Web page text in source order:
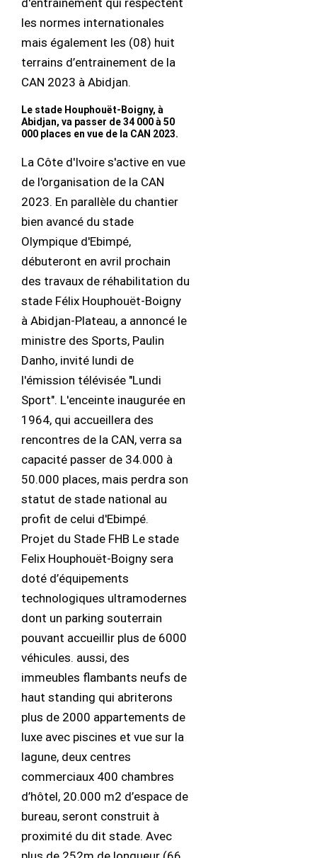
les normes internationales
mais également les (08) huit
terrains d’entrainement de la
CAN 2023 à Abidjan.
Le stade Houphouët-Boigny, à
Abidjan, va passer de 34 000 à 50
000 places en vue de la CAN 2023.
La Côte d'Ivoire s'active en vue
de l'organisation de la CAN
2023. En parallèle du chantier
bien avancé du stade
Olympique d'Ebimpé,
débuteront en avril prochain
des travaux de réhabilitation du
stade Félix Houphouët-Boigny
à Abidjan-Plateau, a annoncé le
ministre des Sports, Paulin
Danho, invité lundi de
l'émission télévisée "Lundi
Sport". L'enceinte inaugurée en
1964, qui accueillera des
rencontres de la CAN, verra sa
capacité passer de 34.000 à
50.000 places, mais perdra son
statut de stade national au
profit de celui d'Ebimpé.
Projet du Stade FHB Le stade
Felix Houphouët-Boigny sera
doté d’équipements
technologiques ultramodernes
dont un parking souterrain
pouvant accueillir plus de 6000
véhicules. aussi, des
immeubles flambants neufs de
haut standing qui abriterons
plus de 2000 appartements de
luxe avec piscines et vue sur la
lagune, deux centres
commerciaux 400 chambres
d’hôtel, 20.000 m2 d’espace de
bureau, seront construit à
proximité du dit stade. Avec